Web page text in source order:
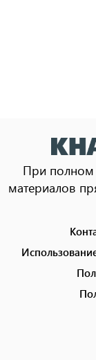
При полном
материалов
menu